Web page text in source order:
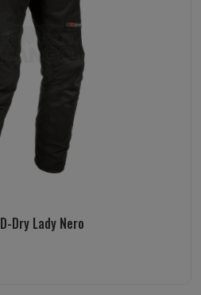
Dry Lady Nero